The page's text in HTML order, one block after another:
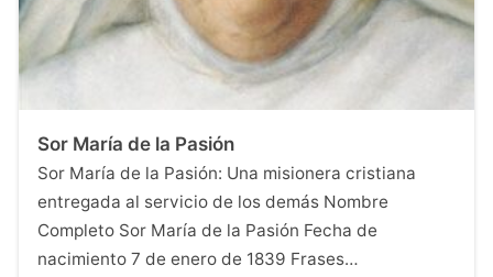
Sor María de la Pasión
Sor María de la Pasión: Una misionera cristiana
entregada al servicio de los demás Nombre
Completo Sor María de la Pasión Fecha de
nacimiento 7 de enero de 1839 Frases…